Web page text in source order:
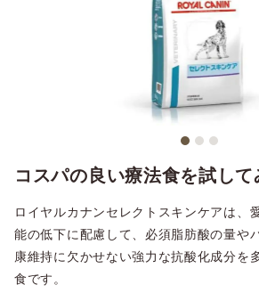
コスパの良い療法食を試して
ロイヤルカナンセレクトスキンケアは、
能の低下に配慮して、必須脂肪酸の量や
康維持に欠かせない強力な抗酸化成分を
食です。